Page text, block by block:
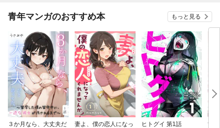
青年マンガのおすすめ本 もっと見る
３か月なら、大丈夫だ
妻よ、僕の恋人になっ
ヒトグイ 第1話
世